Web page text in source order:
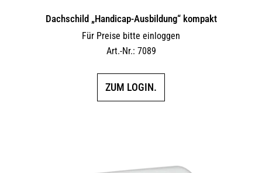
Dachschild „Handicap-Ausbildung“ kompakt
Für Preise bitte einloggen
Art.-Nr.: 7089
ZUM LOGIN.